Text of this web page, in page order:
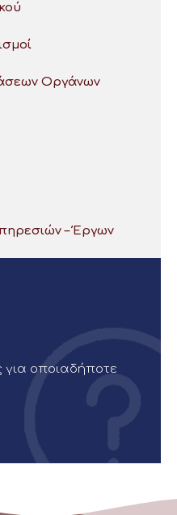
Οργάνων
– Έργων
για οποιαδήποτε